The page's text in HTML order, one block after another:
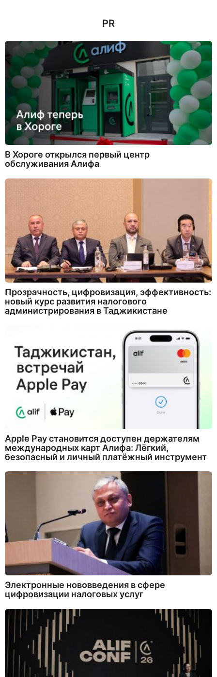
PR
В Хороге открылся первый центр
обслуживания Алифа
Прозрачность, цифровизация, эффективность:
новый курс развития налогового
администрирования в Таджикистане
Apple Pay становится доступен держателям
международных карт Алифа: Лёгкий,
безопасный и личный платёжный инструмент
Электронные нововведения в сфере
цифровизации налоговых услуг